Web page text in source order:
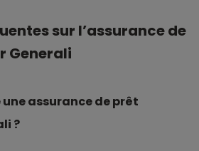
sur l’assurance de
Generali
assurance de prêt
?